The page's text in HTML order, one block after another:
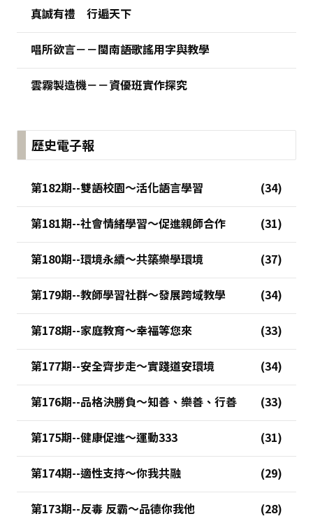
真誠有禮 行遍天下
唱所欲言－－閩南語歌謠用字與教學
雲霧製造機－－資優班實作探究
歷史電子報
第182期--雙語校園～活化語言學習
第181期--社會情緒學習～促進親師合作
第180期--環境永續～共築樂學環境
第179期--教師學習社群～發展跨域教學
第178期--家庭教育～幸福等您來
第177期--安全齊步走～實踐道安環境
第176期--品格決勝負～知善、樂善、行善
第175期--健康促進～運動333
第174期--適性支持～你我共融
第173期--反毒 反霸～品德你我他